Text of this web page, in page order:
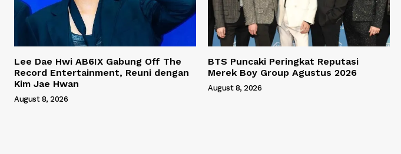
Lee Dae Hwi AB6IX Gabung Off The
Record Entertainment, Reuni dengan
Kim Jae Hwan
August 8, 2026
BTS Puncaki Peringkat Reputasi
Merek Boy Group Agustus 2026
August 8, 2026